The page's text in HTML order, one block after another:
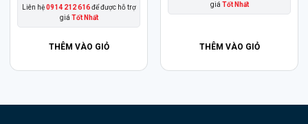
Liên hệ0914 212 616để được hỗ trợ
giá Tốt Nhất
THÊM VÀO GIỎ
giá Tốt Nhất
THÊM VÀO GIỎ